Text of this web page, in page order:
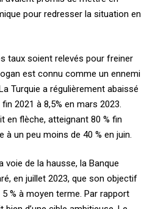
pour redresser la situation en
taux soient relevés pour freiner
est connu comme un ennemi
Turquie a régulièrement abaissé
2021 à 8,5% en mars 2023.
en flèche, atteignant 80 % fin
à un peu moins de 40 % en juin.
voie de la hausse, la Banque
en juillet 2023, que son objectif
% à moyen terme. Par rapport